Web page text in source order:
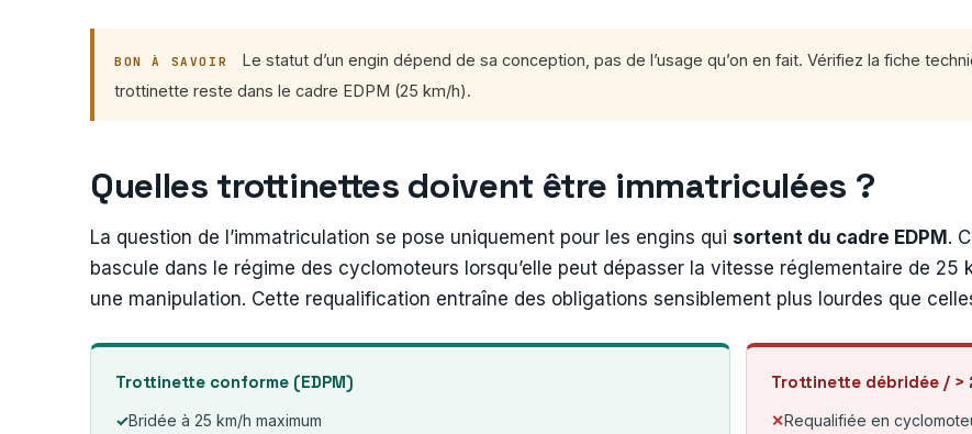
BON À SAVOIR
Le statut d’un engin dépend de sa conception, pas de l’usage qu’on en fait. Vérifiez la fiche
trottinette reste dans le cadre EDPM (25 km/h).
Quelles trottinettes doivent être immatriculées ?
La question de l’immatriculation se pose uniquement pour les engins qui sortent du cadre EDPM.
bascule dans le régime des cyclomoteurs lorsqu’elle peut dépasser la vitesse réglementaire de 25
une manipulation. Cette requalification entraîne des obligations sensiblement plus lourdes que
Trottinette conforme (EDPM)
Bridée à 25 km/h maximum
Trottinette débridée / >
Requalifiée en